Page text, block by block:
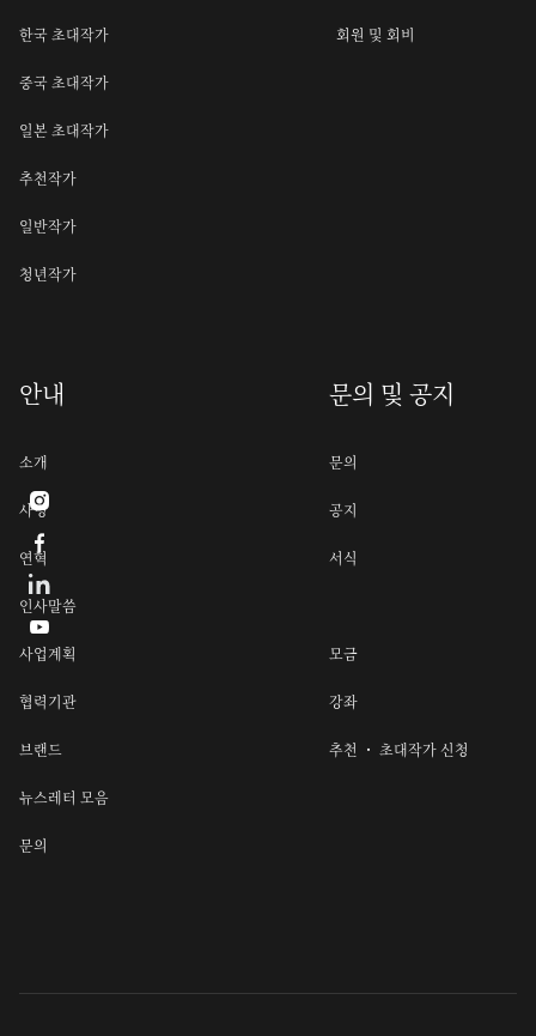
한국 초대작가
중국 초대작가
일본 초대작가
추천작가
일반작가
청년작가
회원 및 회비
안내
소개
사명
연혁
인사말씀
사업계획
협력기관
브랜드
뉴스레터 모음
문의
문의 및 공지
문의
공지
서식
모금
강좌
추천 ・ 초대작가 신청


